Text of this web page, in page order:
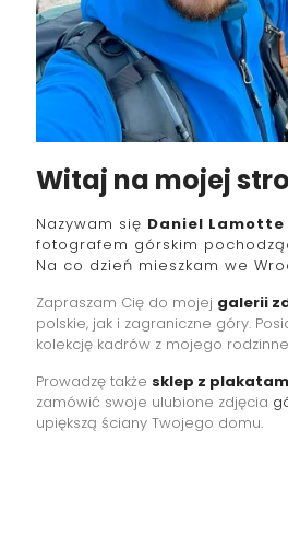
Witaj na mojej
Nazywam się Daniel Lamotte
fotografem górskim
Na co dzień mieszkam we
Zapraszam Cię do mojej galerii
polskie, jak i zagraniczne góry.
kolekcję kadrów z mojego
Prowadzę także sklep z
zamówić swoje ulubione zdjęcia
upiększą ściany Twojego domu.